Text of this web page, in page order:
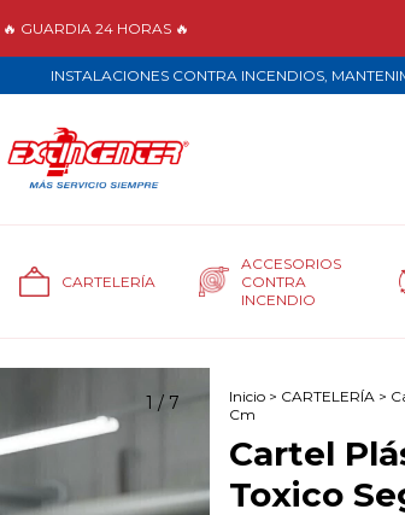
🔥 GUARDIA 24 HORAS 🔥
INSTALACIONES CONTRA INCENDIOS,
CARTELERÍA
ACCESORIOS
CONTRA
INCENDIO
1 / 7 Inicio > CARTELERÍA >
Cm
Cartel
Toxico